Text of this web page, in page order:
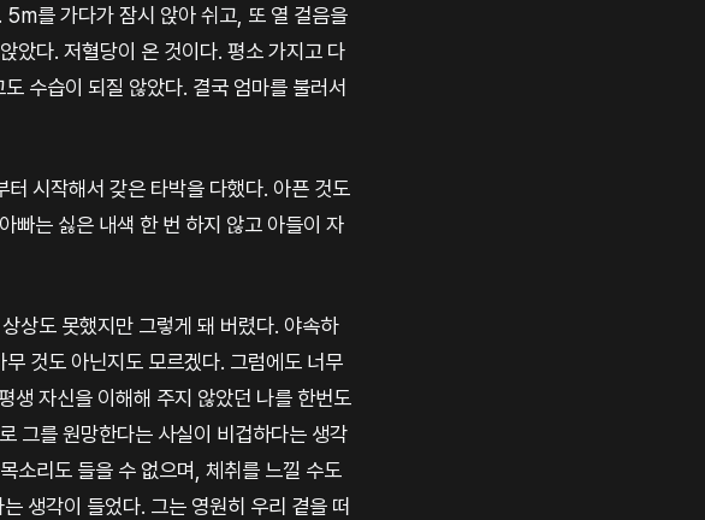
를 가다가 잠시 앉아 쉬고, 또 열 걸음을
았다. 저혈당이 온 것이다. 평소 가지고 다
수습이 되질 않았다. 결국 엄마를 불러서
시작해서 갖은 타박을 다했다. 아픈 것도
빠는 싫은 내색 한 번 하지 않고 아들이 자
상도 못했지만 그렇게 돼 버렸다. 야속하
것도 아닌지도 모르겠다. 그럼에도 너무
생 자신을 이해해 주지 않았던 나를 한번도
그를 원망한다는 사실이 비겁하다는 생각
소리도 들을 수 없으며, 체취를 느낄 수도
생각이 들었다. 그는 영원히 우리 곁을 떠